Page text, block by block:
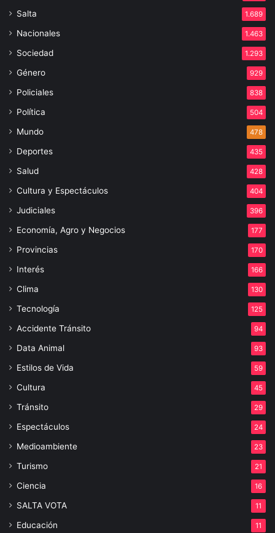
Salta 1.689
Nacionales 1.463
Sociedad 1.293
Género 929
Policiales 838
Política 504
Mundo 478
Deportes 435
Salud 428
Cultura y Espectáculos 404
Judiciales 396
Economía, Agro y Negocios 177
Provincias 170
Interés 166
Clima 130
Tecnología 125
Accidente Tránsito 94
Data Animal 93
Estilos de Vida 59
Cultura 45
Tránsito 29
Espectáculos 24
Medioambiente 23
Turismo 21
Ciencia 16
SALTA VOTA 11
Educación 11